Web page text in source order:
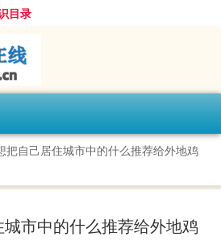
目录
把自己居住城市中的什么推荐给外地鸡
市中的什么推荐给外地鸡